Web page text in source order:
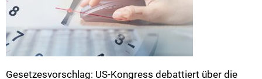
Gesetzesvorschlag: US-Kongress debattiert über die